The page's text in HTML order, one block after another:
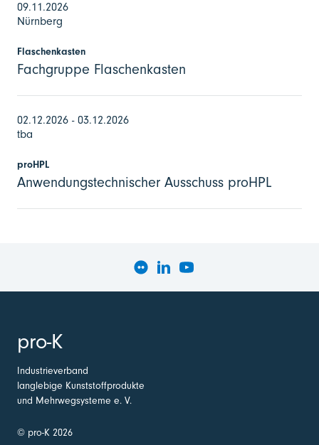
09.11.2026
Nürnberg
Flaschenkasten
Fachgruppe Flaschenkasten
02.12.2026 - 03.12.2026
tba
proHPL
Anwendungstechnischer Ausschuss proHPL
pro-K
Industrieverband
langlebige Kunststoffprodukte
und Mehrwegsysteme e. V.
© pro-K 2026